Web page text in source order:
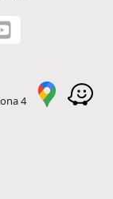
4